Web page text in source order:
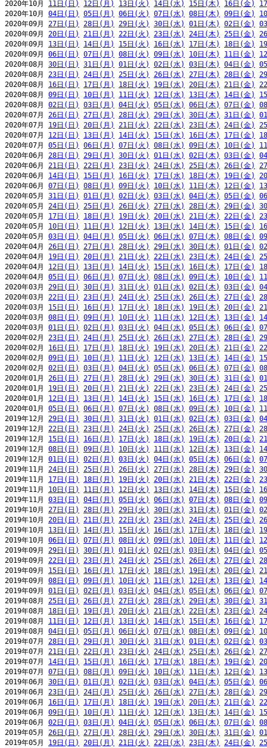
2020年10月 11日(日) 12日(月) 13日(火) 14日(水) 15日(木) 16日(金)
2020年10月 04日(日) 05日(月) 06日(火) 07日(水) 08日(木) 09日(金)
2020年09月 27日(日) 28日(月) 29日(火) 30日(水) 01日(木) 02日(金)
2020年09月 20日(日) 21日(月) 22日(火) 23日(水) 24日(木) 25日(金)
2020年09月 13日(日) 14日(月) 15日(火) 16日(水) 17日(木) 18日(金)
2020年09月 06日(日) 07日(月) 08日(火) 09日(水) 10日(木) 11日(金)
2020年08月 30日(日) 31日(月) 01日(火) 02日(水) 03日(木) 04日(金)
2020年08月 23日(日) 24日(月) 25日(火) 26日(水) 27日(木) 28日(金)
2020年08月 16日(日) 17日(月) 18日(火) 19日(水) 20日(木) 21日(金)
2020年08月 09日(日) 10日(月) 11日(火) 12日(水) 13日(木) 14日(金)
2020年08月 02日(日) 03日(月) 04日(火) 05日(水) 06日(木) 07日(金)
2020年07月 26日(日) 27日(月) 28日(火) 29日(水) 30日(木) 31日(金)
2020年07月 19日(日) 20日(月) 21日(火) 22日(水) 23日(木) 24日(金)
2020年07月 12日(日) 13日(月) 14日(火) 15日(水) 16日(木) 17日(金)
2020年07月 05日(日) 06日(月) 07日(火) 08日(水) 09日(木) 10日(金)
2020年06月 28日(日) 29日(月) 30日(火) 01日(水) 02日(木) 03日(金)
2020年06月 21日(日) 22日(月) 23日(火) 24日(水) 25日(木) 26日(金)
2020年06月 14日(日) 15日(月) 16日(火) 17日(水) 18日(木) 19日(金)
2020年06月 07日(日) 08日(月) 09日(火) 10日(水) 11日(木) 12日(金)
2020年05月 31日(日) 01日(月) 02日(火) 03日(水) 04日(木) 05日(金)
2020年05月 24日(日) 25日(月) 26日(火) 27日(水) 28日(木) 29日(金)
2020年05月 17日(日) 18日(月) 19日(火) 20日(水) 21日(木) 22日(金)
2020年05月 10日(日) 11日(月) 12日(火) 13日(水) 14日(木) 15日(金)
2020年05月 03日(日) 04日(月) 05日(火) 06日(水) 07日(木) 08日(金)
2020年04月 26日(日) 27日(月) 28日(火) 29日(水) 30日(木) 01日(金)
2020年04月 19日(日) 20日(月) 21日(火) 22日(水) 23日(木) 24日(金)
2020年04月 12日(日) 13日(月) 14日(火) 15日(水) 16日(木) 17日(金)
2020年04月 05日(日) 06日(月) 07日(火) 08日(水) 09日(木) 10日(金)
2020年03月 29日(日) 30日(月) 31日(火) 01日(水) 02日(木) 03日(金)
2020年03月 22日(日) 23日(月) 24日(火) 25日(水) 26日(木) 27日(金)
2020年03月 15日(日) 16日(月) 17日(火) 18日(水) 19日(木) 20日(金)
2020年03月 08日(日) 09日(月) 10日(火) 11日(水) 12日(木) 13日(金)
2020年03月 01日(日) 02日(月) 03日(火) 04日(水) 05日(木) 06日(金)
2020年02月 23日(日) 24日(月) 25日(火) 26日(水) 27日(木) 28日(金)
2020年02月 16日(日) 17日(月) 18日(火) 19日(水) 20日(木) 21日(金)
2020年02月 09日(日) 10日(月) 11日(火) 12日(水) 13日(木) 14日(金)
2020年02月 02日(日) 03日(月) 04日(火) 05日(水) 06日(木) 07日(金)
2020年01月 26日(日) 27日(月) 28日(火) 29日(水) 30日(木) 31日(金)
2020年01月 19日(日) 20日(月) 21日(火) 22日(水) 23日(木) 24日(金)
2020年01月 12日(日) 13日(月) 14日(火) 15日(水) 16日(木) 17日(金)
2020年01月 05日(日) 06日(月) 07日(火) 08日(水) 09日(木) 10日(金)
2019年12月 29日(日) 30日(月) 31日(火) 01日(水) 02日(木) 03日(金)
2019年12月 22日(日) 23日(月) 24日(火) 25日(水) 26日(木) 27日(金)
2019年12月 15日(日) 16日(月) 17日(火) 18日(水) 19日(木) 20日(金)
2019年12月 08日(日) 09日(月) 10日(火) 11日(水) 12日(木) 13日(金)
2019年12月 01日(日) 02日(月) 03日(火) 04日(水) 05日(木) 06日(金)
2019年11月 24日(日) 25日(月) 26日(火) 27日(水) 28日(木) 29日(金)
2019年11月 17日(日) 18日(月) 19日(火) 20日(水) 21日(木) 22日(金)
2019年11月 10日(日) 11日(月) 12日(火) 13日(水) 14日(木) 15日(金)
2019年11月 03日(日) 04日(月) 05日(火) 06日(水) 07日(木) 08日(金)
2019年10月 27日(日) 28日(月) 29日(火) 30日(水) 31日(木) 01日(金)
2019年10月 20日(日) 21日(月) 22日(火) 23日(水) 24日(木) 25日(金)
2019年10月 13日(日) 14日(月) 15日(火) 16日(水) 17日(木) 18日(金)
2019年10月 06日(日) 07日(月) 08日(火) 09日(水) 10日(木) 11日(金)
2019年09月 29日(日) 30日(月) 01日(火) 02日(水) 03日(木) 04日(金)
2019年09月 22日(日) 23日(月) 24日(火) 25日(水) 26日(木) 27日(金)
2019年09月 15日(日) 16日(月) 17日(火) 18日(水) 19日(木) 20日(金)
2019年09月 08日(日) 09日(月) 10日(火) 11日(水) 12日(木) 13日(金)
2019年09月 01日(日) 02日(月) 03日(火) 04日(水) 05日(木) 06日(金)
2019年08月 25日(日) 26日(月) 27日(火) 28日(水) 29日(木) 30日(金)
2019年08月 18日(日) 19日(月) 20日(火) 21日(水) 22日(木) 23日(金)
2019年08月 11日(日) 12日(月) 13日(火) 14日(水) 15日(木) 16日(金)
2019年08月 04日(日) 05日(月) 06日(火) 07日(水) 08日(木) 09日(金)
2019年07月 28日(日) 29日(月) 30日(火) 31日(水) 01日(木) 02日(金)
2019年07月 21日(日) 22日(月) 23日(火) 24日(水) 25日(木) 26日(金)
2019年07月 14日(日) 15日(月) 16日(火) 17日(水) 18日(木) 19日(金)
2019年07月 07日(日) 08日(月) 09日(火) 10日(水) 11日(木) 12日(金)
2019年06月 30日(日) 01日(月) 02日(火) 03日(水) 04日(木) 05日(金)
2019年06月 23日(日) 24日(月) 25日(火) 26日(水) 27日(木) 28日(金)
2019年06月 16日(日) 17日(月) 18日(火) 19日(水) 20日(木) 21日(金)
2019年06月 09日(日) 10日(月) 11日(火) 12日(水) 13日(木) 14日(金)
2019年06月 02日(日) 03日(月) 04日(火) 05日(水) 06日(木) 07日(金)
2019年05月 26日(日) 27日(月) 28日(火) 29日(水) 30日(木) 31日(金)
2019年05月 19日(日) 20日(月) 21日(火) 22日(水) 23日(木) 24日(金)